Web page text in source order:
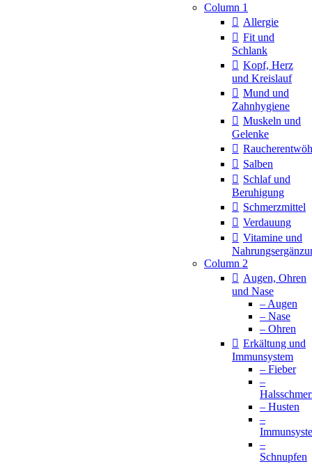
Column 1
Allergie
Fit und
Schlank
Kopf, Herz
und Kreislauf
Mund und
Zahnhygiene
Muskeln und
Gelenke
Salben
Schlaf und
Beruhigung
Schmerzmittel
Verdauung
Vitamine und
Column 2
Augen, Ohren
und Nase
– Augen
– Nase
– Ohren
Erkältung und
Immunsystem
– Fieber
–
– Husten
–
–
Schnupfen